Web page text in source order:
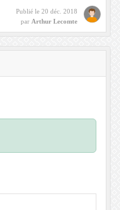
Publié le 20 déc. 2018
par Arthur Lecomte